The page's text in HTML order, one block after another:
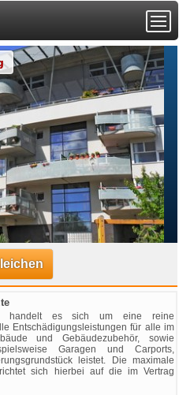
handelt es sich um eine reine
Entschädigungsleistungen für alle im
und Gebäudezubehör, sowie
Garagen und Carports,
leistet. Die maximale
sich hierbei auf die im Vertrag